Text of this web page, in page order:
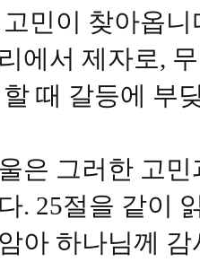
고민이 찾아옵
에서 제자로,
때 갈등에 부
은 그러한 고
. 25절을 같이
아 하나님께